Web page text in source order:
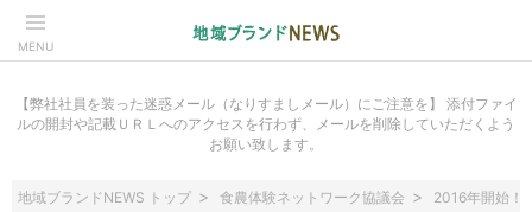
MENU
【弊社社員を装った迷惑メール（なりすましメール）にご注意を】 添付ファイ
ルの開封や記載ＵＲＬへのアクセスを行わず、メールを削除していただくよう
お願い致します。
地域ブランドNEWS トップ 食農体験ネットワーク協議会 2016年開始！